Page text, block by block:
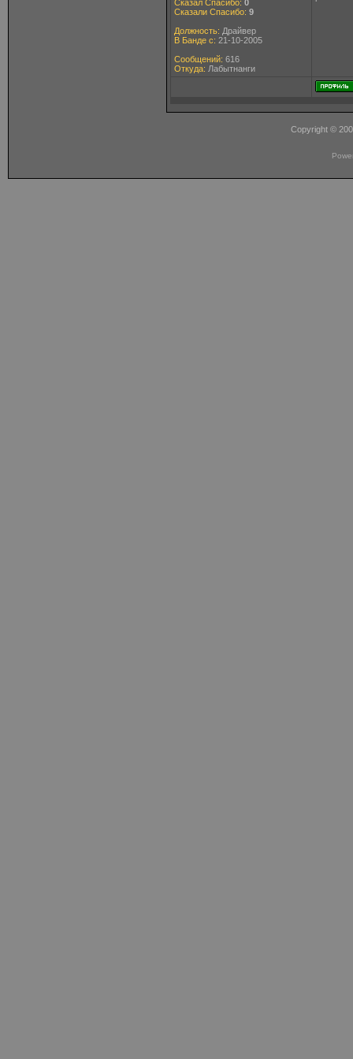
Сказал Спасибо: 0
Сказали Спасибо: 9
Должность: Драйвер
В Банде с: 21-10-2005
Сообщений: 616
Откуда: Лабытнанги
Copyright ©